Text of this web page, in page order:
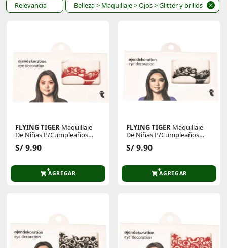
Relevancia Belleza> Maquillaje> Ojos> Glitter y brillos
FLYING TIGER Maquillaje
De Niñas P/Cumpleaños
Y/O Halloween 2001608-F
S/ 9.90
AGREGAR
FLYING TIGER Maquillaje
De Niñas P/Cumpleaños
Y/O Halloween 2001608-F
S/ 9.90
AGREGAR